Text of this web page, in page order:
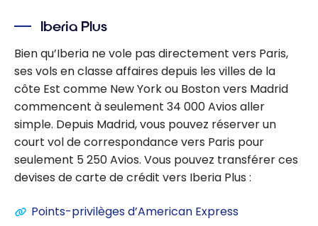
Iberia Plus
Bien qu’Iberia ne vole pas directement vers Paris,
ses vols en classe affaires depuis les villes de la
côte Est comme New York ou Boston vers Madrid
commencent à seulement 34 000 Avios aller
simple. Depuis Madrid, vous pouvez réserver un
court vol de correspondance vers Paris pour
seulement 5 250 Avios. Vous pouvez transférer ces
devises de carte de crédit vers Iberia Plus :
Points-privilèges d’American Express